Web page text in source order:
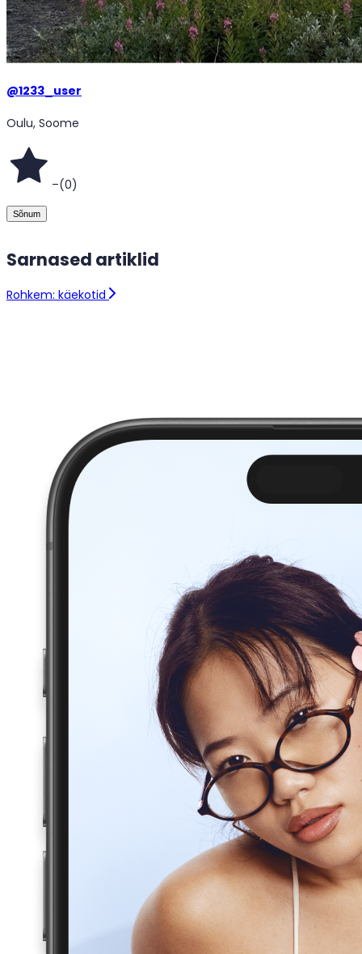
Sarnased artiklid
Rohkem: käekotid
@1233_user
Oulu, Soome
–(0)
Sõnum